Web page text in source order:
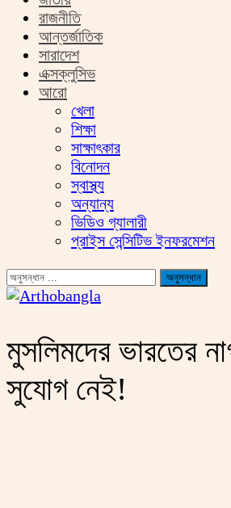
রাজনীতি
আন্তর্জাতিক
সারাদেশ
এক্সক্লুসিভ
আরো
খেলা
শিক্ষা
সাক্ষাৎকার
বিনোদন
স্বাস্থ্য
অন্যান্য
ভিডিও গ্যালারী
প্রাইস সেন্সিটিভ ইনফরমেশন
মুসলিমদের ভারতের
সুযোগ নেই!